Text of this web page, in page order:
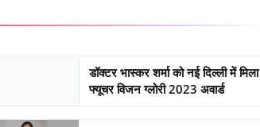
डॉक्टर भास्कर शर्मा को नई दिल्ली में मिला
फ्यूचर विजन ग्लोरी 2023 अवार्ड